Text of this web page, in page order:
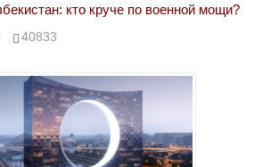
кто круче по военной мощи?
40833